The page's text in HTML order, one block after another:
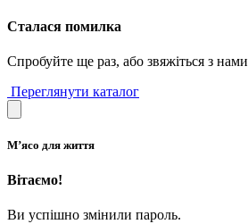
Сталася помилка
Спробуйте ще раз, або звяжіться з нами
Переглянути каталог
М’ясо для життя
Вітаємо!
Ви успішно змінили пароль.